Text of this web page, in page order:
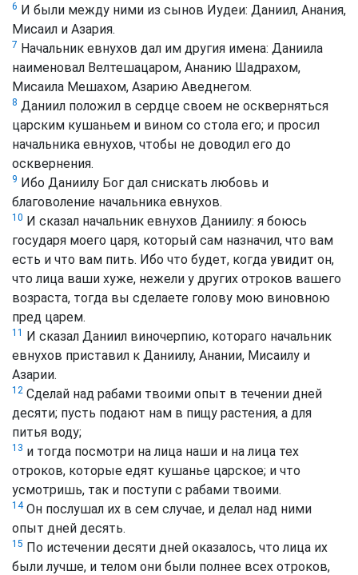
6 И были между ними из сынов Иудеи: Даниил, Анания,
Мисаил и Азария.
7 Начальник евнухов дал им другия имена: Даниила
наименовал Велтешацаром, Ананию Шадрахом,
Мисаила Мешахом, Азарию Аведнегом.
8 Даниил положил в сердце своем не оскверняться
царским кушаньем и вином со стола его; и просил
начальника евнухов, чтобы не доводил его до
осквернения.
9 Ибо Даниилу Бог дал снискать любовь и
благоволение начальника евнухов.
10 И сказал начальник евнухов Даниилу: я боюсь
государя моего царя, который сам назначил, что вам
есть и что вам пить. Ибо что будет, когда увидит он,
что лица ваши хуже, нежели у других отроков вашего
возраста, тогда вы сделаете голову мою виновною
пред царем.
11
И сказал Даниил виночерпию, котораго начальник
евнухов приставил к Даниилу, Анании, Мисаилу и
Азарии.
12 Сделай над рабами твоими опыт в течении дней
десяти; пусть подают нам в пищу растения, а для
питья воду;
13 и тогда посмотри на лица наши и на лица тех
отроков, которые едят кушанье царское; и что
усмотришь, так и поступи с рабами твоими.
14Он послушал их в сем случае, и делал над ними
опыт дней десять.
15 По истечении десяти дней оказалось, что лица их
были лучше, и телом они были полнее всех отроков,